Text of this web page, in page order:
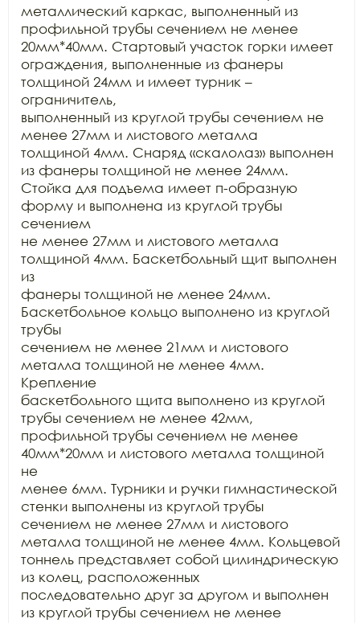
металлический каркас, выполненный из
профильной трубы сечением не менее
20мм*40мм. Стартовый участок горки имеет
ограждения, выполненные из фанеры
толщиной 24мм и имеет турник –
ограничитель,
выполненный из круглой трубы сечением не
менее 27мм и листового металла
толщиной 4мм. Снаряд «скалолаз» выполнен
из фанеры толщиной не менее 24мм.
Стойка для подъема имеет п-образную
форму и выполнена из круглой трубы
сечением
не менее 27мм и листового металла
толщиной 4мм. Баскетбольный щит выполнен
из
фанеры толщиной не менее 24мм.
Баскетбольное кольцо выполнено из круглой
трубы
сечением не менее 21мм и листового
металла толщиной не менее 4мм.
Крепление
баскетбольного щита выполнено из круглой
трубы сечением не менее 42мм,
профильной трубы сечением не менее
40мм*20мм и листового металла толщиной
не
менее 6мм. Турники и ручки гимнастической
стенки выполнены из круглой трубы
сечением не менее 27мм и листового
металла толщиной не менее 4мм. Кольцевой
тоннель представляет собой цилиндрическую
из колец, расположенных
последовательно друг за другом и выполнен
из круглой трубы сечением не менее